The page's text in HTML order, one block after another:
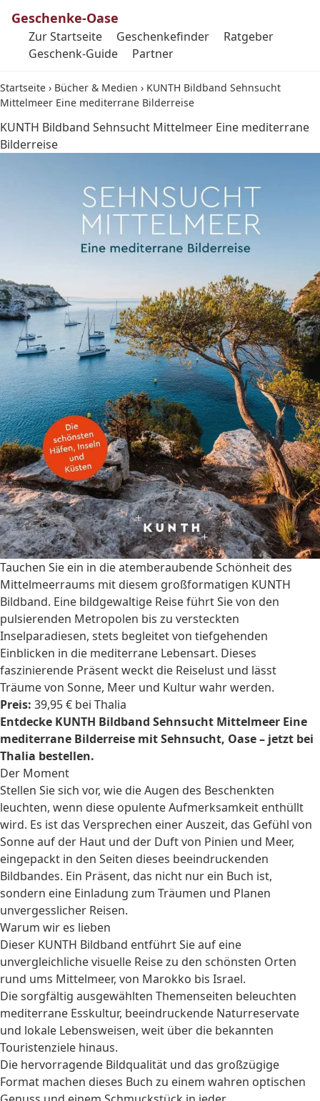
Geschenke-Oase
Zur Startseite Geschenkefinder
Ratgeber
Geschenk-Guide
Partner
Startseite › Bücher & Medien › KUNTH Bildband Sehnsucht
Mittelmeer Eine mediterrane Bilderreise
KUNTH Bildband Sehnsucht Mittelmeer Eine mediterrane
Bilderreise
Tauchen Sie ein in die atemberaubende Schönheit des
Mittelmeerraums mit diesem großformatigen KUNTH
Bildband. Eine bildgewaltige Reise führt Sie von den
pulsierenden Metropolen bis zu versteckten
Inselparadiesen, stets begleitet von tiefgehenden
Einblicken in die mediterrane Lebensart. Dieses
faszinierende Präsent weckt die Reiselust und lässt
Träume von Sonne, Meer und Kultur wahr werden.
Preis: 39,95 € bei Thalia
Entdecke KUNTH Bildband Sehnsucht Mittelmeer Eine
mediterrane Bilderreise mit Sehnsucht, Oase – jetzt bei
Thalia bestellen.
Der Moment
Stellen Sie sich vor, wie die Augen des Beschenkten
leuchten, wenn diese opulente Aufmerksamkeit enthüllt
wird. Es ist das Versprechen einer Auszeit, das Gefühl von
Sonne auf der Haut und der Duft von Pinien und Meer,
eingepackt in den Seiten dieses beeindruckenden
Bildbandes. Ein Präsent, das nicht nur ein Buch ist,
sondern eine Einladung zum Träumen und Planen
unvergesslicher Reisen.
Warum wir es lieben
Dieser KUNTH Bildband entführt Sie auf eine
unvergleichliche visuelle Reise zu den schönsten Orten
rund ums Mittelmeer, von Marokko bis Israel.
Die sorgfältig ausgewählten Themenseiten beleuchten
mediterrane Esskultur, beeindruckende Naturreservate
und lokale Lebensweisen, weit über die bekannten
Touristenziele hinaus.
Die hervorragende Bildqualität und das großzügige
Format machen dieses Buch zu einem wahren optischen